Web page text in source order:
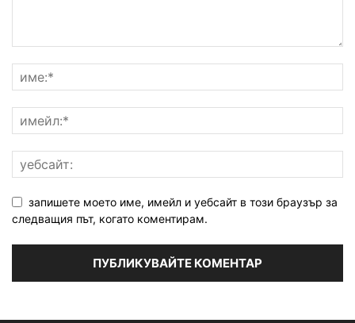
запишете моето име, имейл и уебсайт в този браузър за
следващия път, когато коментирам.